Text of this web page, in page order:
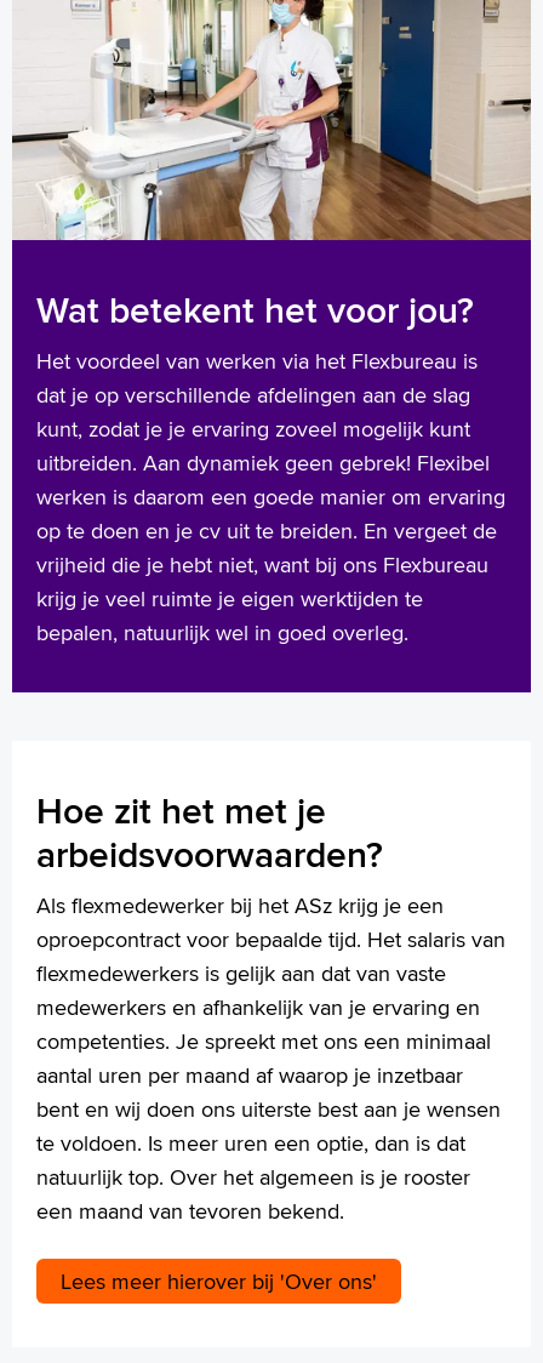
Wat betekent het voor jou?
Het voordeel van werken via het Flexbureau is
dat je op verschillende afdelingen aan de slag
kunt, zodat je je ervaring zoveel mogelijk kunt
uitbreiden. Aan dynamiek geen gebrek! Flexibel
werken is daarom een goede manier om ervaring
op te doen en je cv uit te breiden. En vergeet de
vrijheid die je hebt niet, want bij ons Flexbureau
krijg je veel ruimte je eigen werktijden te
bepalen, natuurlijk wel in goed overleg.
Hoe zit het met je
arbeidsvoorwaarden?
Als flexmedewerker bij het ASz krijg je een
oproepcontract voor bepaalde tijd. Het salaris van
flexmedewerkers is gelijk aan dat van vaste
medewerkers en afhankelijk van je ervaring en
competenties. Je spreekt met ons een minimaal
aantal uren per maand af waarop je inzetbaar
bent en wij doen ons uiterste best aan je wensen
te voldoen. Is meer uren een optie, dan is dat
natuurlijk top. Over het algemeen is je rooster
een maand van tevoren bekend.
Lees meer hierover bij 'Over ons'